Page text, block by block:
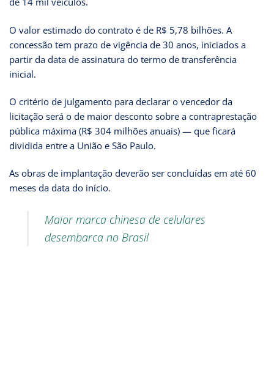
O valor estimado do contrato é de R$ 5,78 bilhões. A
concessão tem prazo de vigência de 30 anos, iniciados a
partir da data de assinatura do termo de transferência
inicial.
O critério de julgamento para declarar o vencedor da
licitação será o de maior desconto sobre a contraprestação
pública máxima (R$ 304 milhões anuais) — que ficará
dividida entre a União e São Paulo.
As obras de implantação deverão ser concluídas em até 60
meses da data do início.
Maior marca chinesa de celulares
desembarca no Brasil